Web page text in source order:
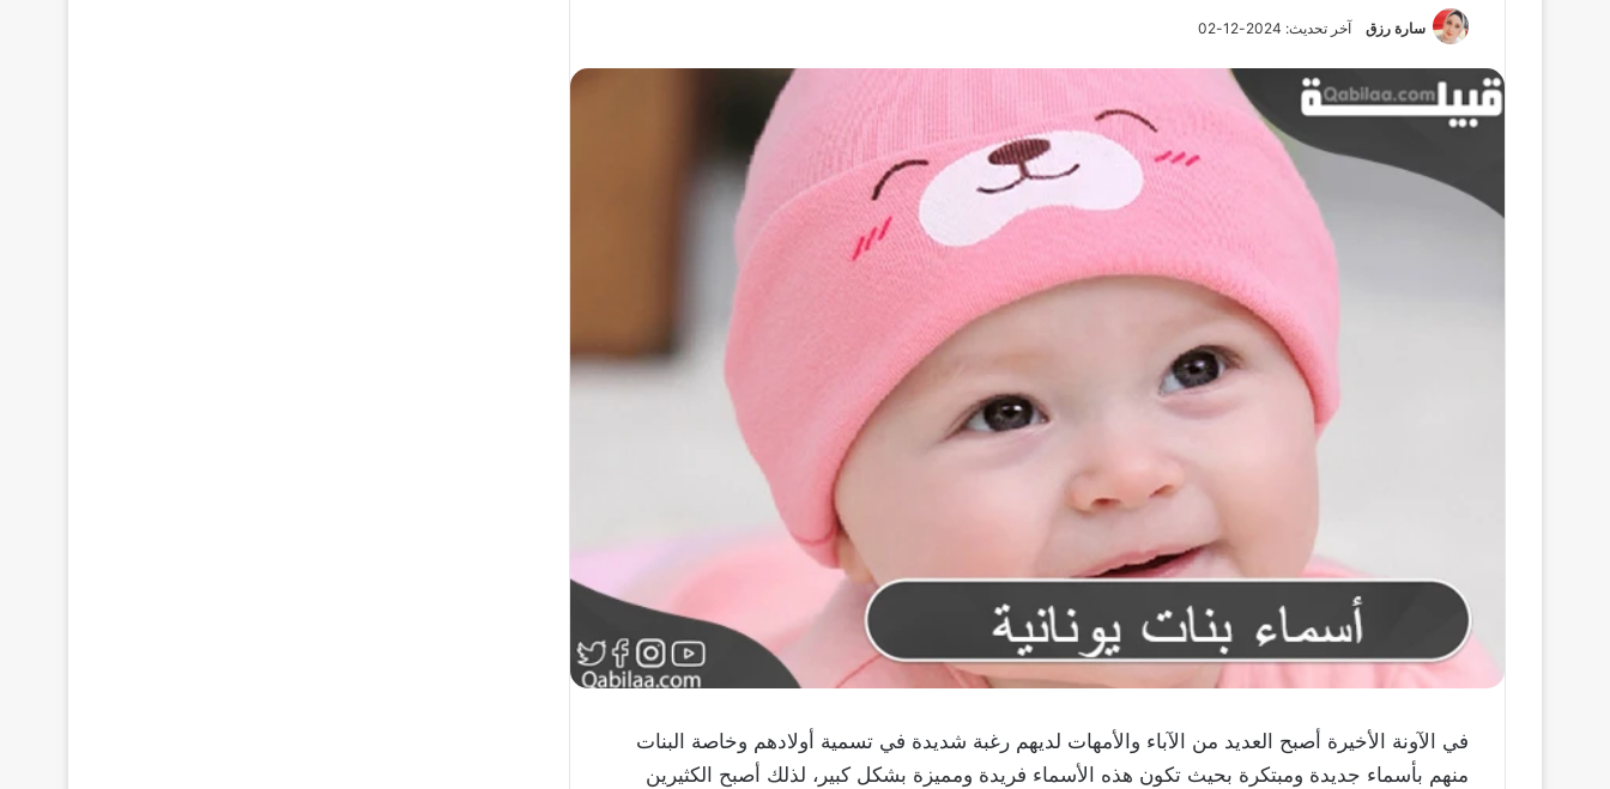
سارة رزق آخر تحديث: 2024-12-02
في الآونة الأخيرة أصبح العديد من الآباء والأمهات لديهم رغبة شديدة في تسمية أولادهم وخاصة البنات
منهم بأسماء جديدة ومبتكرة بحيث تكون هذه الأسماء فريدة ومميزة بشكل كبير، لذلك أصبح الكثيرين